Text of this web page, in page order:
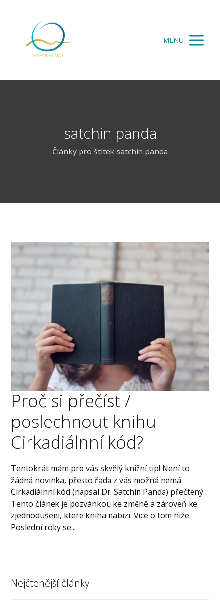
MENU
satchin panda
Články pro štítek satchin panda
Proč si přečíst /
poslechnout knihu
Cirkadiálnní kód?
Tentokrát mám pro vás skvělý knižní tip! Není to
žádná novinka, přesto řada z vás možná nemá
Cirkadiálnní kód (napsal Dr. Satchin Panda) přečtený.
Tento článek je pozvánkou ke změně a zároveň ke
zjednodušení, které kniha nabízí. Více o tom níže.
Poslední roky se...
Nejčtenější články